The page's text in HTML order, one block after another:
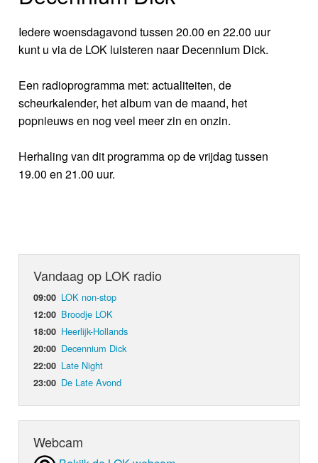
Iedere woensdagavond tussen 20.00 en 22.00 uur
kunt u via de LOK luisteren naar Decennium Dick.
Een radioprogramma met: actualiteiten, de
scheurkalender, het album van de maand, het
popnieuws en nog veel meer zin en onzin.
Herhaling van dit programma op de vrijdag tussen
19.00 en 21.00 uur.
Vandaag op LOK radio
09:00 LOK non-stop
12:00 Broodje LOK
18:00 Heerlijk-Hollands
20:00 Decennium Dick
22:00 Late Night
23:00 De Late Avond
Webcam